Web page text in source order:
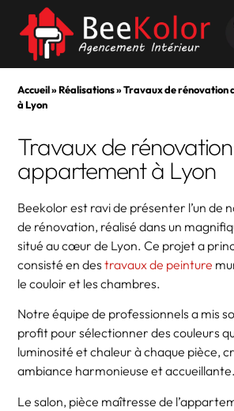
Accueil»Réalisations»Travaux de rénovation
à Lyon
Travaux de
appartement à Lyon
Beekolor est ravi de présenter l’un de
de rénovation, réalisé dans un
situé au cœur de Lyon. Ce projet a
consisté en destravaux de peinture
le couloir et les chambres.
Notre équipe de professionnels a mis
profit pour sélectionner des couleurs
luminosité et chaleur à chaque pièce,
ambiance harmonieuse et accueillante.
Le salon, pièce maîtresse de